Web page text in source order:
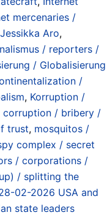
mercenaries /
Jessikka Aro,
/ reporters /
/ Globalisierung
/
, Korruption /
corruption / bribery /
trust, mosquitos /
complex / secret
/ corporations /
/ splitting the
02-2026 USA and
state leaders